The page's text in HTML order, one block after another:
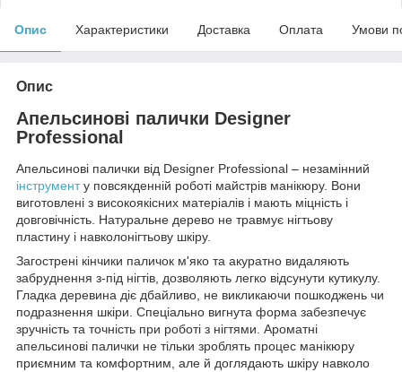
Опис Характеристики Доставка Оплата Умови
Опис
Апельсинові палички Designer
Professional
Апельсинові палички від Designer Professional – незамінний
інструменту повсякденній роботі майстрів манікюру. Вони
виготовлені з високоякісних матеріалів і мають міцність і
довговічність. Натуральне дерево не травмує нігтьову
пластину і навколонігтьову шкіру.
Загострені кінчики паличок м'яко та акуратно видаляють
забруднення з-під нігтів, дозволяють легко відсунути кутикулу.
Гладка деревина діє дбайливо, не викликаючи пошкоджень чи
подразнення шкіри. Спеціально вигнута форма забезпечує
зручність та точність при роботі з нігтями. Ароматні
апельсинові палички не тільки зроблять процес манікюру
приємним та комфортним, але й доглядають шкіру навколо